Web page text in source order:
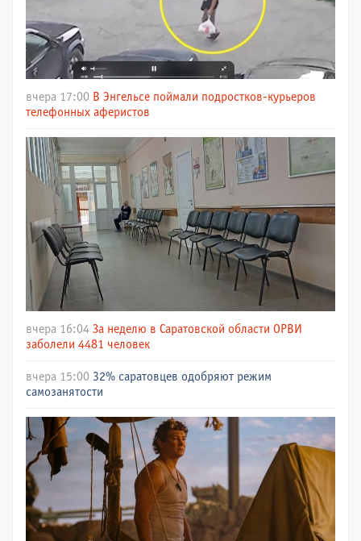
вчера 17:00 В Энгельсе поймали подростков-курьеров
телефонных аферистов
вчера 16:04 За неделю в Саратовской области ОРВИ
заболели 4481 человек
вчера 15:00 32% саратовцев одобряют режим
самозанятости